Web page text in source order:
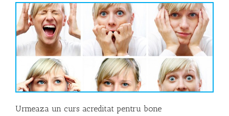
Urmeaza un curs acreditat pentru bone